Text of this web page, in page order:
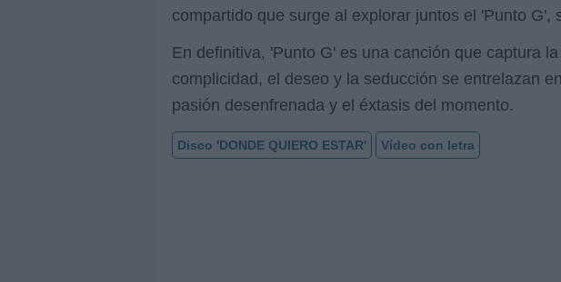
compartido que surge al explorar juntos el 'Punto
En definitiva, 'Punto G' es una canción que captura
complicidad, el deseo y la seducción se entrelazan
pasión desenfrenada y el éxtasis del momento.
Disco 'DONDE QUIERO ESTAR' Vídeo con letra